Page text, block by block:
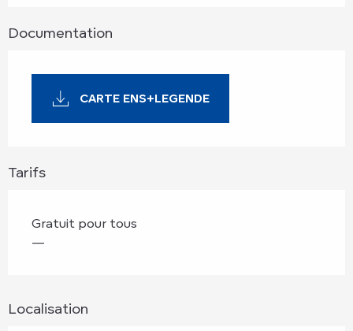
Documentation
CARTE ENS+LEGENDE
Tarifs
Gratuit pour tous
—
Localisation